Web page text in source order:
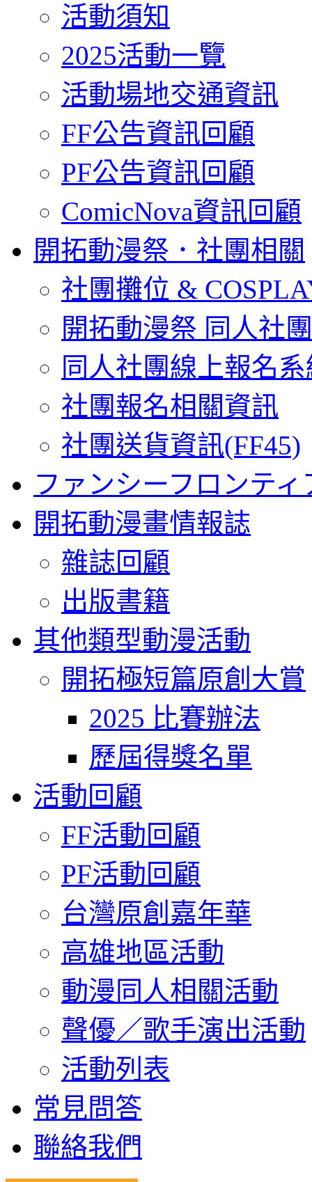
活動須知
2025活動一覽
活動場地交通資訊
FF公告資訊回顧
PF公告資訊回顧
ComicNova資訊回顧
開拓動漫祭．社團相關
社團攤位 &
開拓動漫祭 同人社
同人社團線上報名
社團報名相關資訊
社團送貨資訊(FF45)
ファンシーフロンティ
開拓動漫畫情報誌
雜誌回顧
出版書籍
其他類型動漫活動
開拓極短篇原創大賞
2025 比賽辦法
歷屆得獎名單
活動回顧
FF活動回顧
PF活動回顧
台灣原創嘉年華
高雄地區活動
動漫同人相關活動
聲優／歌手演出活動
活動列表
常見問答
聯絡我們